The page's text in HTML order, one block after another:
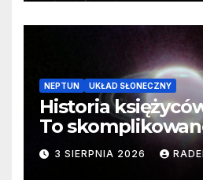
NEPTUN UKŁAD SŁONECZNY
Historia
To
3 SIERPNIA 2026